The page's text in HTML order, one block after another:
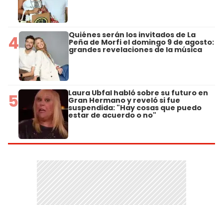
4 Quiénes serán los invitados de La
Peña de Morfi el domingo 9 de agosto:
grandes revelaciones de la música
5 Laura Ubfal habló sobre su futuro en
Gran Hermano y reveló si fue
suspendida: "Hay cosas que puedo
estar de acuerdo o no"